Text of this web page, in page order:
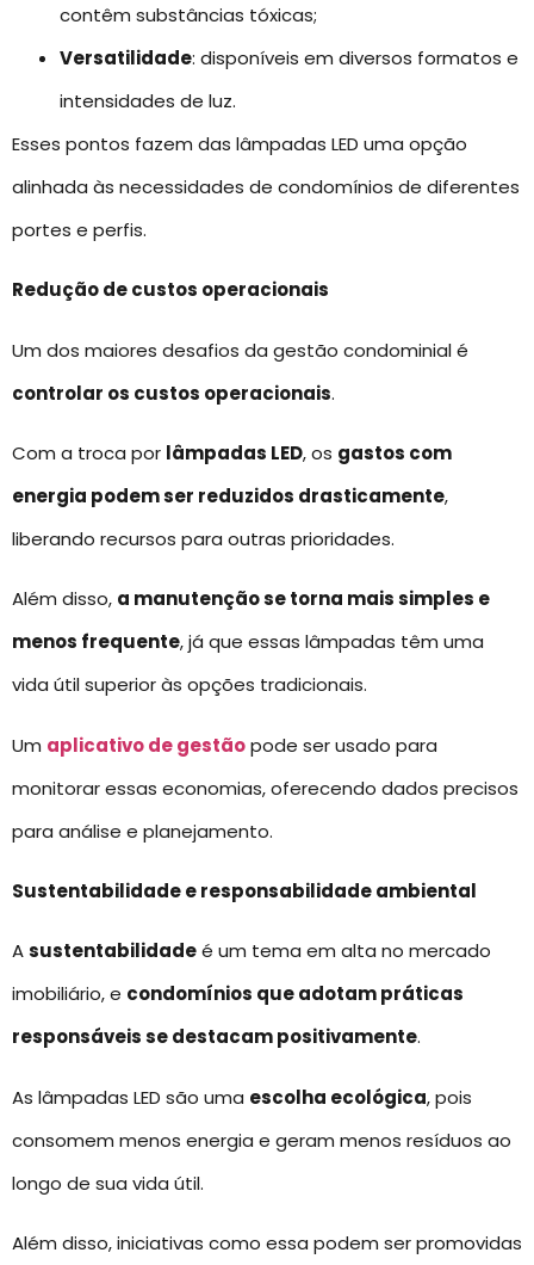
contêm substâncias tóxicas;
Versatilidade: disponíveis em diversos formatos e
intensidades de luz.
Esses pontos fazem das lâmpadas LED uma opção
alinhada às necessidades de condomínios de diferentes
portes e perfis.
Redução de custos operacionais
Um dos maiores desafios da gestão condominial é
controlar os custos operacionais.
Com a troca por lâmpadas LED, os gastos com
energia podem ser reduzidos drasticamente,
liberando recursos para outras prioridades.
Além disso, a manutenção se torna mais simples e
menos frequente, já que essas lâmpadas têm uma
vida útil superior às opções tradicionais.
Um aplicativo de gestãopode ser usado para
monitorar essas economias, oferecendo dados precisos
para análise e planejamento.
Sustentabilidade e responsabilidade ambiental
Asustentabilidadeé um tema em alta no mercado
imobiliário, e condomínios que adotam práticas
responsáveis se destacam positivamente.
As lâmpadas LED são uma escolha ecológica, pois
consomem menos energia e geram menos resíduos ao
longo de sua vida útil.
Além disso, iniciativas como essa podem ser promovidas